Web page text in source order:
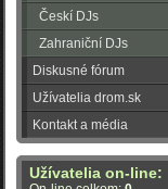
Českí DJs
Zahraniční DJs
Diskusné fórum
Užívatelia drom.sk
Kontakt a média
Užívatelia on-line: